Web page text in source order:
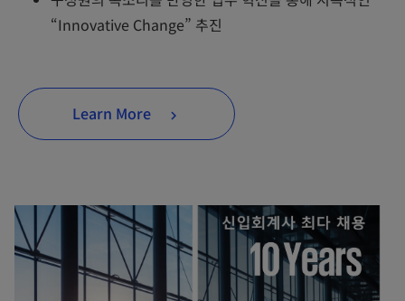
“Innovative Change” 추진
Learn More